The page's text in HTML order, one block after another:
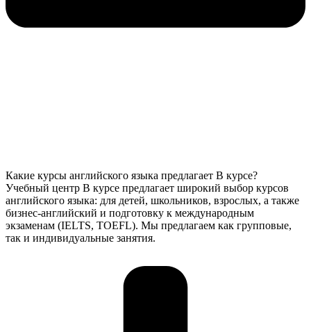
Какие курсы английского языка предлагает В курсе?
Учебный центр В курсе предлагает широкий выбор курсов
английского языка: для детей, школьников, взрослых, а также
бизнес-английский и подготовку к международным
экзаменам (IELTS, TOEFL). Мы предлагаем как групповые,
так и индивидуальные занятия.